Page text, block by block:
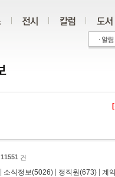
11551 건
소식정보(5026) 정직원(673)
계